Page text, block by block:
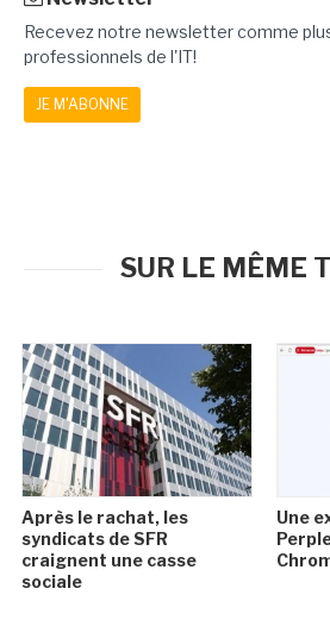
Recevez notre newsletter comme
professionnels de l'IT!
JE M'ABONNE
SUR LE MÊME
Après le rachat, les
syndicats de SFR
craignent une casse
sociale
Une